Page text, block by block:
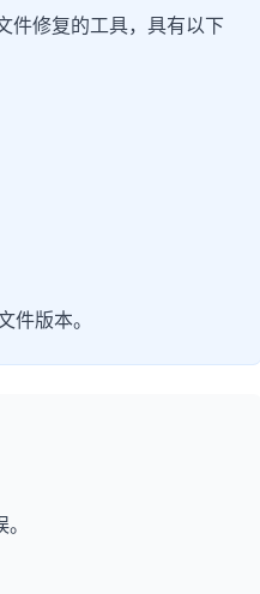
件修复的工具，具有以下
件版本。